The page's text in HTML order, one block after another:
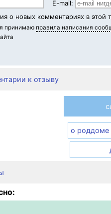
E-mail:
о новых комментариях в этой
принимаю правила написания
к отзыву
о роддоме